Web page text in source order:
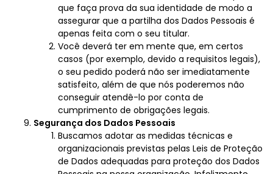
que faça prova da sua identidade de modo a
assegurar que a partilha dos Dados Pessoais é
apenas feita com o seu titular.
Você deverá ter em mente que, em certos
casos (por exemplo, devido a requisitos legais),
o seu pedido poderá não ser imediatamente
satisfeito, além de que nós poderemos não
conseguir atendê-lo por conta de
cumprimento de obrigações legais.
Segurança dos Dados Pessoais
Buscamos adotar as medidas técnicas e
organizacionais previstas pelas Leis de Proteção
de Dados adequadas para proteção dos Dados